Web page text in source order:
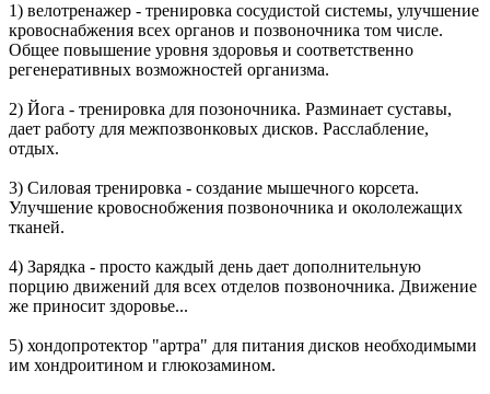
1) велотренажер - тренировка сосудистой системы, улучшение
кровоснабжения всех органов и позвоночника том числе.
Общее повышение уровня здоровья и соответственно
регенеративных возможностей организма.
2) Йога - тренировка для позоночника. Разминает суставы,
дает работу для межпозвонковых дисков. Расслабление,
отдых.
3) Силовая тренировка - создание мышечного корсета.
Улучшение кровоснобжения позвоночника и окололежащих
тканей.
4) Зарядка - просто каждый день дает дополнительную
порцию движений для всех отделов позвоночника. Движение
же приносит здоровье...
5) хондопротектор "артра" для питания дисков необходимыми
им хондроитином и глюкозамином.